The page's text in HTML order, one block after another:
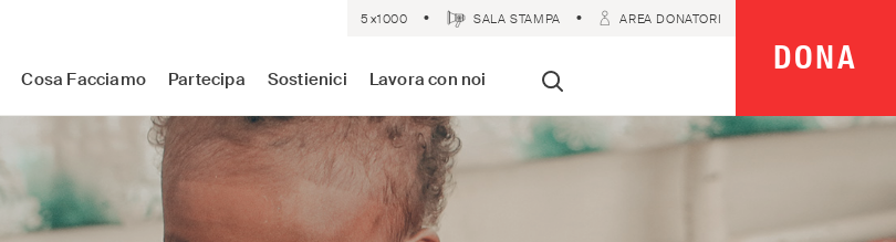
Cosa Facciamo Partecipa Sostienici Lavora con noi
5×1000 SALA STAMPA AREA DONATORI
DONA